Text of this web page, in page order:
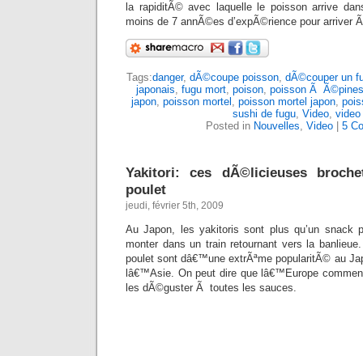
la rapiditÃ© avec laquelle le poisson arrive
moins de 7 annÃ©es d’expÃ©rience pour arriver
Tags:danger, dÃ©coupe poisson, dÃ©couper un
japonais fugu mort, poison, poisson Ã Ã©pines
japon poisson mortel poisson mortel japon
sushi de fugu, Video, video
Posted in Nouvelles Video| 5
Yakitori: ces dÃ©licieuses
poulet
jeudi, février 5th, 2009
Au Japon, les yakitoris sont plus qu’un
monter dans un train retournant vers la
poulet sont dâ€™une extrÃªme popularitÃ© au
lâ€™Asie. On peut dire que lâ€™Europe
les dÃ©guster Ã toutes les sauces.